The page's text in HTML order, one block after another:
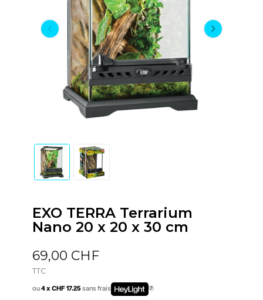
EXO TERRA Terrarium
Nano 20 x 20 x 30 cm
69,00 CHF
TTC
ou4 x CHF 17.25sans frais